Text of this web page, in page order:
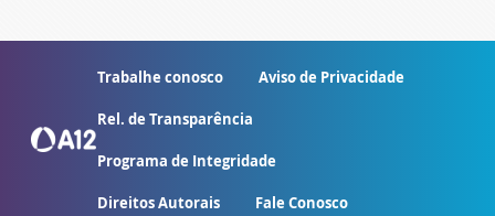
Trabalhe conosco Aviso de Privacidade
Rel. de Transparência
Programa de Integridade
Direitos Autorais Fale Conosco